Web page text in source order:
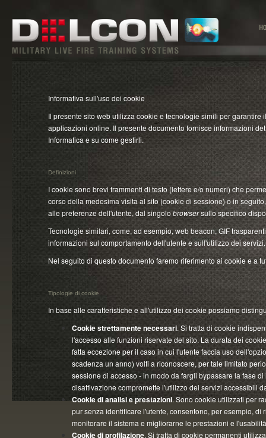
Informativa sull'uso dei cookie
Il presente sito web utilizza cookie e tecnologie simili per
applicazioni online. Il presente documento fornisce informazioni
Informatica e su come gestirli.
Definizioni
I cookie sono brevi frammenti di testo (lettere e/o numeri) che
corso della medesima visita al sito (cookie di sessione) o in
alle preferenze dell'utente, dal singolobrowsersullo specifico
Tecnologie similari, come, ad esempio, web beacon, GIF
informazioni sul comportamento dell'utente e sull'utilizzo dei servizi.
Nel seguito di questo documento faremo riferimento ai cookie e a
Tipologie di cookie
In base alle caratteristiche e all'utilizzo dei cookie possiamo
Cookie strettamente necessari. Si tratta di cookie
l'accesso alle funzioni riservate del sito. La durata dei
fatta eccezione per il caso in cui l'utente faccia uso
scadenza un anno) volti a riconoscere, per tale limitato
sessione di accesso - in modo da fargli bypassare la fase
disattivazione compromette l'utilizzo dei servizi accessibili
Cookie di analisi e prestazioni. Sono cookie utilizzati per
pur senza identificare l'utente, consentono, per esempio,
monitorare il sistema e migliorarne le prestazioni e
Cookie di profilazione. Si tratta di cookie permanenti